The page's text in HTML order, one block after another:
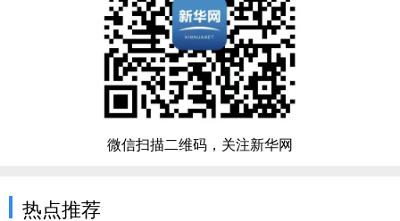
微信扫描二维码，关注新华网
热点推荐